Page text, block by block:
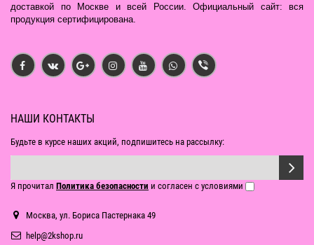
доставкой по Москве и всей России. Официальный сайт: вся
продукция сертифицирована.
НАШИ КОНТАКТЫ
Будьте в курсе наших акций, подпишитесь на рассылку:
Я прочитал Политика безопасности и согласен с условиями
Москва, ул. Бориса Пастернака 49
help@2kshop.ru